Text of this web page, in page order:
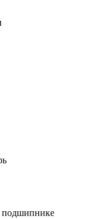
подшипнике